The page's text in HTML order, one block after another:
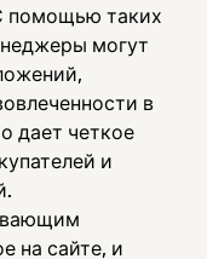
помощью таких
могут
в
дает четкое
и
на сайте, и